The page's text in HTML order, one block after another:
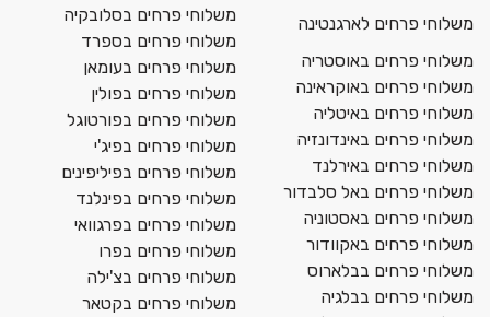
משלוחי פרחים לארגנטינה
משלוחי פרחים באוסטריה
משלוחי פרחים באוקראינה
משלוחי פרחים באיטליה
משלוחי פרחים באינדונזיה
משלוחי פרחים באירלנד
משלוחי פרחים באל סלבדור
משלוחי פרחים באסטוניה
משלוחי פרחים באקוודור
משלוחי פרחים בבלארוס
משלוחי פרחים בבלגיה
משלוחי פרחים בסלובקיה
משלוחי פרחים בספרד
משלוחי פרחים בעומאן
משלוחי פרחים בפולין
משלוחי פרחים בפורטוגל
משלוחי פרחים בפיג'י
משלוחי פרחים בפיליפינים
משלוחי פרחים בפינלנד
משלוחי פרחים בפרגוואי
משלוחי פרחים בפרו
משלוחי פרחים בצ'ילה
משלוחי פרחים בקטאר